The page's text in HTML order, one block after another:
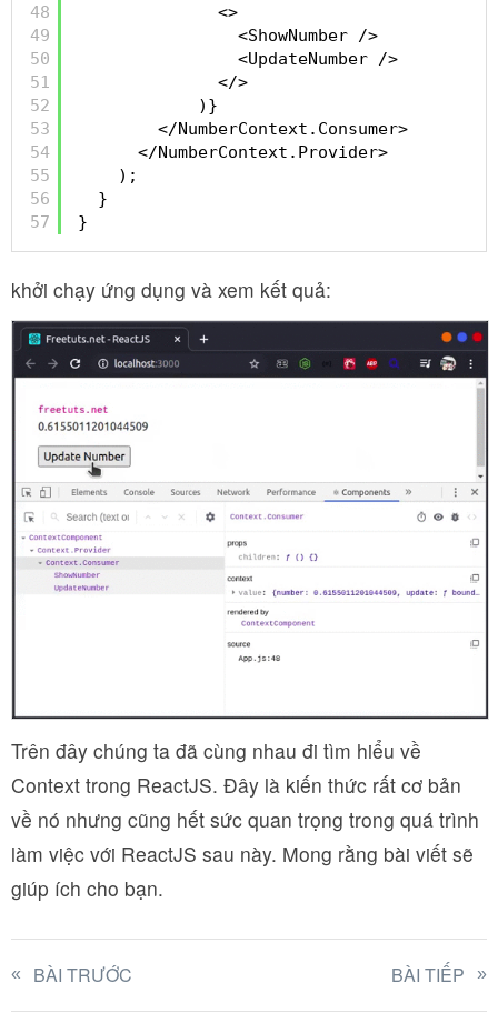
48
49
50
51
52
53
54
55
56
57
<>
<ShowNumber />
<UpdateNumber />
</>
)}
</NumberContext.Consumer>
</NumberContext.Provider>
);
}
}
khởi chạy ứng dụng và xem kết quả:
Trên đây chúng ta đã cùng nhau đi tìm hiểu về
Context trong ReactJS. Đây là kiến thức rất cơ bản
về nó nhưng cũng hết sức quan trọng trong quá trình
làm việc với ReactJS sau này. Mong rằng bài viết sẽ
giúp ích cho bạn.
BÀI TRƯỚC BÀI TIẾP